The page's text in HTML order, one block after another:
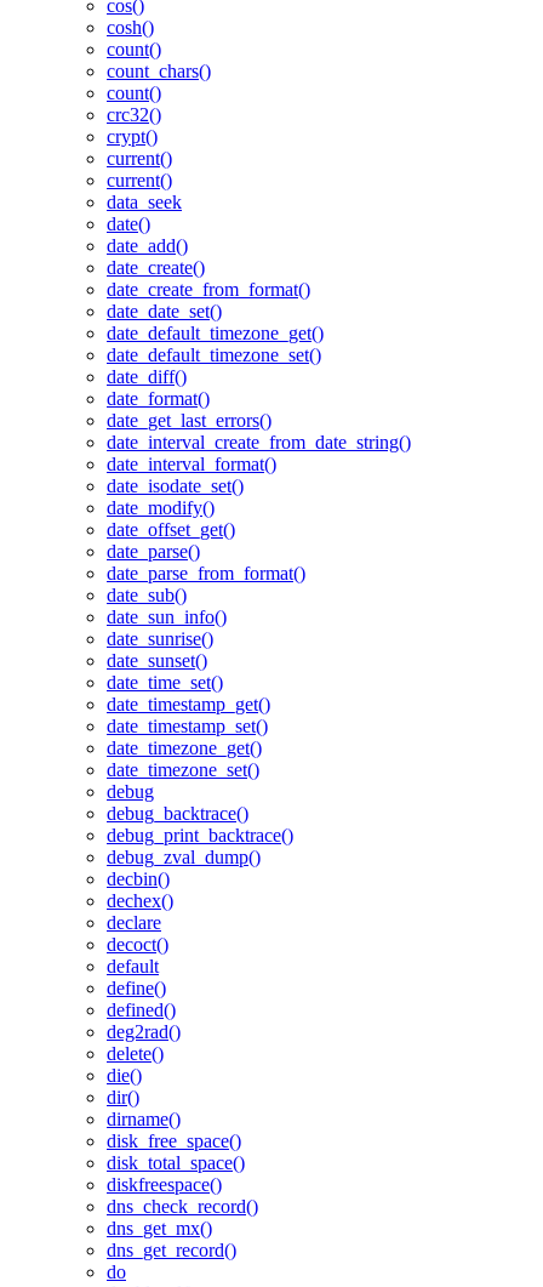
cos()
cosh()
count()
count_chars()
count()
crc32()
crypt()
current()
current()
data_seek
date()
date_add()
date_create()
date_create_from_format()
date_date_set()
date_default_timezone_get()
date_default_timezone_set()
date_diff()
date_format()
date_get_last_errors()
date_interval_create_from_date_string()
date_interval_format()
date_isodate_set()
date_modify()
date_offset_get()
date_parse()
date_parse_from_format()
date_sub()
date_sun_info()
date_sunrise()
date_sunset()
date_time_set()
date_timestamp_get()
date_timestamp_set()
date_timezone_get()
date_timezone_set()
debug
debug_backtrace()
debug_print_backtrace()
debug_zval_dump()
decbin()
dechex()
declare
decoct()
default
define()
defined()
deg2rad()
delete()
die()
dir()
dirname()
disk_free_space()
disk_total_space()
diskfreespace()
dns_check_record()
dns_get_mx()
dns_get_record()
do